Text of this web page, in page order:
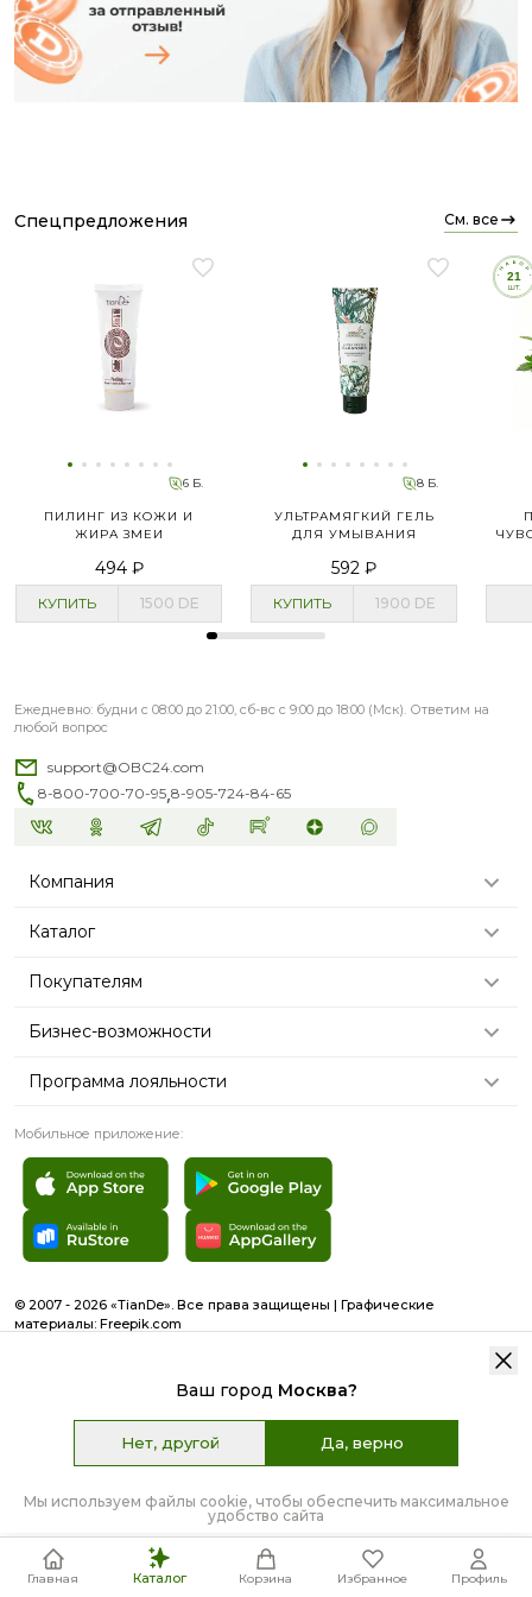
Ваш город Москва?
Нет, другой Да, верно
Мы используем файлы cookie, чтобы обеспечить максимальное
удобство сайта
спецпредложения см. все
6 Б.
ПИЛИНГ ИЗ КОЖИ И
ЖИРА ЗМЕИ
494 ₽
КУПИТЬ 1500 DE
8 Б.
УЛЬТРАМЯГКИЙ ГЕЛЬ
ДЛЯ УМЫВАНИЯ
592 ₽
КУПИТЬ 1900 DE
9 114 ₽
Наличие: >50 КУПИТЬ
Ежедневно: будни с 08:00 до 21:00, сб-вс с 9:00 до 18:00 (Мск). Ответим на
любой вопрос
support@OBC24.com
8-800-700-70-95,8-905-724-84-65
Компания
Каталог
Покупателям
Бизнес-возможности
Программа лояльности
Мобильное приложение:
© 2007 - 2026 «TianDe». Все права защищены | Графические
материалы: Freepik.com
Главная Каталог Корзина Избранное Профиль